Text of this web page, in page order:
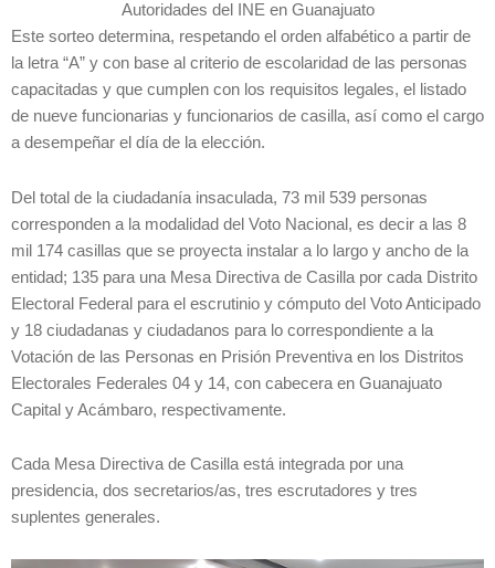
Autoridades del INE en Guanajuato
Este sorteo determina, respetando el orden alfabético a partir de
la letra “A” y con base al criterio de escolaridad de las personas
capacitadas y que cumplen con los requisitos legales, el listado
de nueve funcionarias y funcionarios de casilla, así como el cargo
a desempeñar el día de la elección.
Del total de la ciudadanía insaculada, 73 mil 539 personas
corresponden a la modalidad del Voto Nacional, es decir a las 8
mil 174 casillas que se proyecta instalar a lo largo y ancho de la
entidad; 135 para una Mesa Directiva de Casilla por cada Distrito
Electoral Federal para el escrutinio y cómputo del Voto Anticipado
y 18 ciudadanas y ciudadanos para lo correspondiente a la
Votación de las Personas en Prisión Preventiva en los Distritos
Electorales Federales 04 y 14, con cabecera en Guanajuato
Capital y Acámbaro, respectivamente.
Cada Mesa Directiva de Casilla está integrada por una
presidencia, dos secretarios/as, tres escrutadores y tres
suplentes generales.